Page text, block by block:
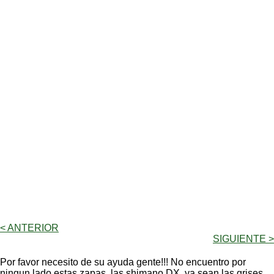
< ANTERIOR
SIGUIENTE >
Por favor necesito de su ayuda gente!!! No encuentro por